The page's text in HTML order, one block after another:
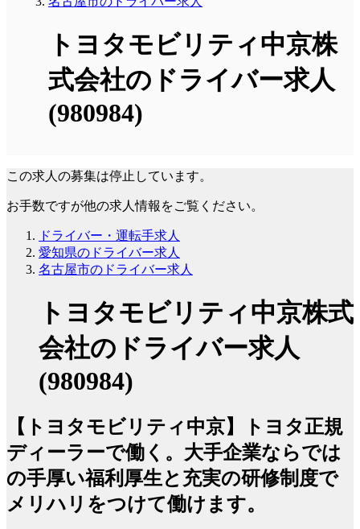
トヨタモビリティ中京株
式会社のドライバー求人
(980984)
この求人の募集は停止しています。
お手数ですが他の求人情報をご覧ください。
ドライバー・運転手求人
愛知県のドライバー求人
名古屋市のドライバー求人
トヨタモビリティ中京株式
会社のドライバー求人
(980984)
【トヨタモビリティ中京】トヨタ正規
ディーラーで働く。大手企業ならでは
の手厚い福利厚生と充実の研修制度で
メリハリをつけて働けます。